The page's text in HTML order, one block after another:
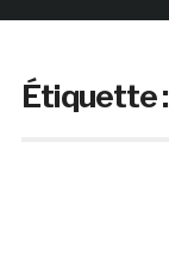
Étiquette :